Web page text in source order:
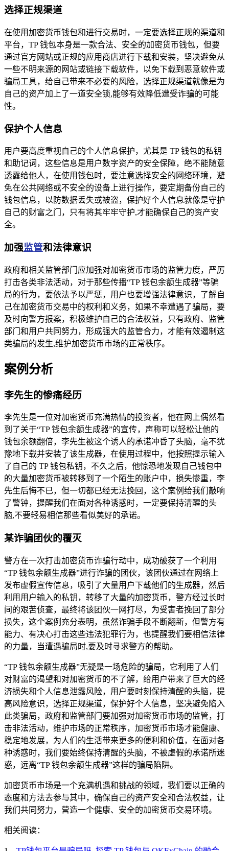
选择正规渠道
在使用加密货币钱包和进行交易时，一定要选择正规的渠道和
平台，TP 钱包本身是一款合法、安全的加密货币钱包，但要
通过官方网站或正规的应用商店进行下载和安装，坚决避免从
一些不明来源的网站或链接下载软件，以免下载到恶意软件或
骗局工具，给自己带来不必要的风险，选择正规渠道就像是为
自己的资产加上了一道安全锁,能够有效降低遭受诈骗的可能
性。
保护个人信息
用户要高度重视自己的个人信息保护，尤其是 TP 钱包的私钥
和助记词，这些信息是用户数字资产的安全保障，绝不能随意
透露给他人，在使用钱包时，要注意选择安全的网络环境，避
免在公共网络或不安全的设备上进行操作，要定期备份自己的
钱包信息，以防数据丢失或被盗，保护好个人信息就像是守护
自己的财富之门，只有将其牢牢守护,才能确保自己的资产安
全。
加强监管和法律意识
政府和相关监管部门应加强对加密货币市场的监管力度，严厉
打击各类非法活动，对于那些传播“TP 钱包余额生成器”等骗
局的行为，要依法予以严惩，用户也要增强法律意识，了解自
己在加密货币交易中的权利和义务，如果不幸遭遇了骗局，要
及时向警方报案，积极维护自己的合法权益，只有政府、监管
部门和用户共同努力，形成强大的监管合力，才能有效遏制这
类骗局的发生,维护加密货币市场的正常秩序。
案例分析
李先生的惨痛经历
李先生是一位对加密货币充满热情的投资者，他在网上偶然看
到了关于“TP 钱包余额生成器”的宣传，声称可以轻松让他的
钱包余额翻倍，李先生被这个诱人的承诺冲昏了头脑，毫不犹
豫地下载并安装了该生成器，在使用过程中，他按照提示输入
了自己的 TP 钱包私钥，不久之后，他惊恐地发现自己钱包中
的大量加密货币被转移到了一个陌生的账户中，损失惨重，李
先生后悔不已，但一切都已经无法挽回，这个案例给我们敲响
了警钟，提醒我们在面对各种诱惑时，一定要保持清醒的头
脑,不要轻易相信那些看似美好的承诺。
某诈骗团伙的覆灭
警方在一次打击加密货币诈骗行动中，成功破获了一个利用
“TP 钱包余额生成器”进行诈骗的团伙，该团伙通过在网络上
发布虚假宣传信息，吸引了大量用户下载他们的生成器，然后
利用用户输入的私钥，转移了大量的加密货币，警方经过长时
间的艰苦侦查，最终将该团伙一网打尽，为受害者挽回了部分
损失，这个案例充分表明，虽然诈骗手段不断翻新，但警方有
能力、有决心打击这些违法犯罪行为，也提醒我们要相信法律
的力量，当遭遇骗局时,要及时寻求警方的帮助。
“TP 钱包余额生成器”无疑是一场危险的骗局，它利用了人们
对财富的渴望和对加密货币的不了解，给用户带来了巨大的经
济损失和个人信息泄露风险，用户要时刻保持清醒的头脑，提
高风险意识，选择正规渠道，保护好个人信息，坚决避免陷入
此类骗局，政府和监管部门要加强对加密货币市场的监管，打
击非法活动，维护市场的正常秩序，加密货币市场才能健康、
稳定地发展，为人们的生活带来更多的便利和价值，在面对各
种诱惑时，我们要始终保持清醒的头脑，不被虚假的承诺所迷
惑，远离“TP 钱包余额生成器”这样的骗局陷阱。
加密货币市场是一个充满机遇和挑战的领域，我们要以正确的
态度和方法去参与其中，确保自己的资产安全和合法权益，让
我们共同努力，营造一个健康、安全的加密货币交易环境。
相关阅读：